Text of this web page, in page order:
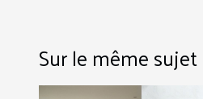
Sur le même sujet